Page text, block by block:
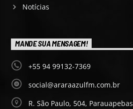
Notícias
MANDE SUA MENSAGEM!
+55 94 99132-7369
social@araraazulfm.com.br
R. São Paulo, 504, Parauapebas